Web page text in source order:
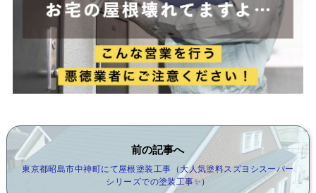
前の記事へ
東京都昭島市中神町にて屋根塗装工事（大人気塗料スズヨシスーパー
シリーズでの塗装工事✨）